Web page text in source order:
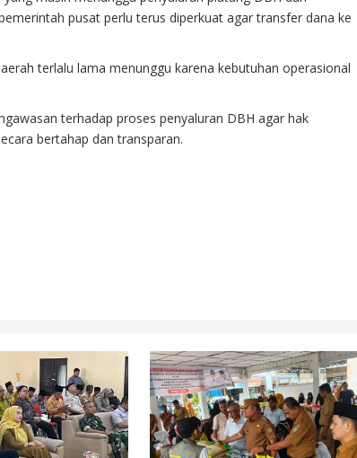
pusat perlu terus diperkuat agar transfer dana ke
terlalu lama menunggu karena kebutuhan operasional
terhadap proses penyaluran DBH agar hak
bertahap dan transparan.